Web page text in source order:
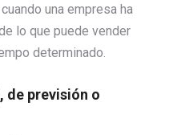
una empresa ha
lo que puede vender
determinado.
de previsión o